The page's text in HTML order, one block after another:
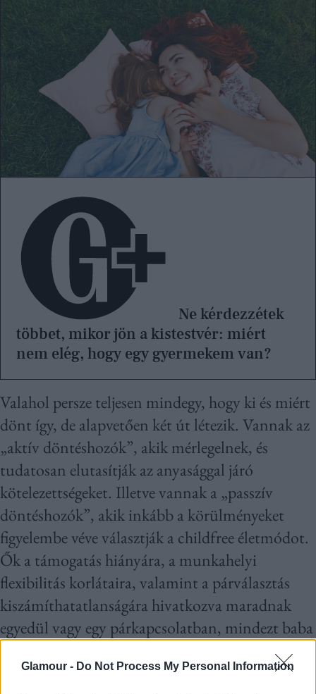
Glamour - Do Not Process My Personal Information
többet, mikor jön a kistestvér: miért
nem elég, hogy egy gyermekem van?
Valahol persze teljesen mindegy, hogy ki és miért
dönt így, de alapvetően két út létezik. Vannak az
„aktív döntéshozók”, akik mérlegelnek, és
tudatosan elutasítják az anyasággal járó
kötelezettségeket. Illetve vannak a „passzív
döntéshozók”, akik inkább a körülményeket
figyelembe véve választják a childfree életmódot.
Ők a támogatás hiányára, a munkahelyi
flexibilitás korlátaira, valamint a párválasztás
kiszámíthatatlanságára hivatkozva maradnak
egyedül vagy egy párkapcsolatban, mindezt baba